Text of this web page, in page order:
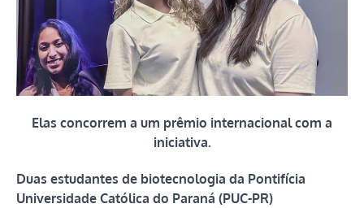
Elas concorrem a um prêmio internacional com a
iniciativa.
Duas estudantes de biotecnologia da Pontifícia
Universidade Católica do Paraná (PUC-PR)